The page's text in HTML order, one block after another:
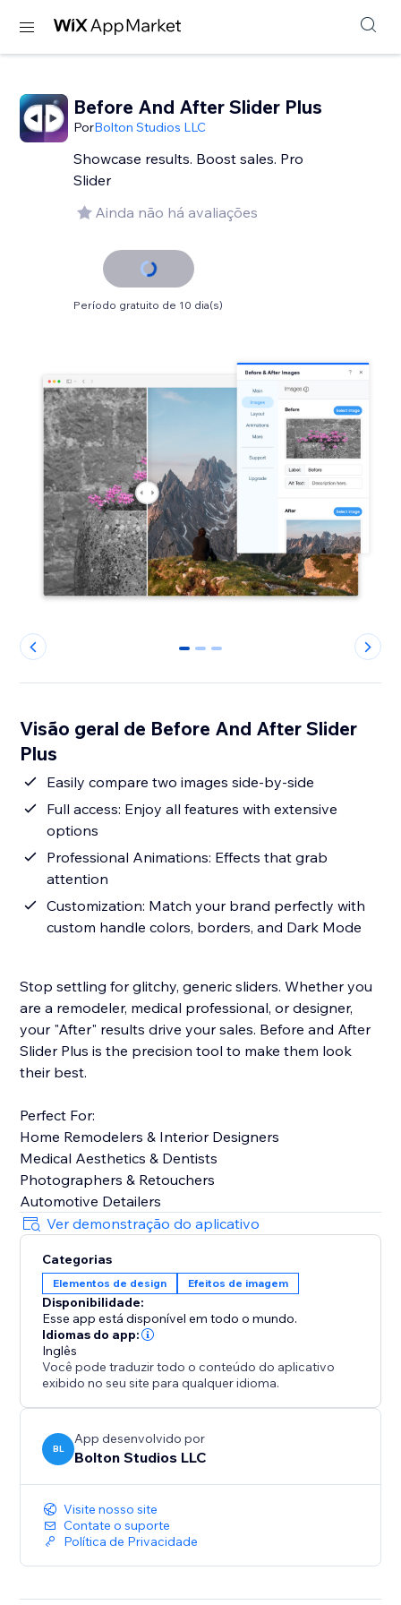
Before And After Slider Plus
PorBolton Studios LLC
Showcase results. Boost sales. Pro
Slider
Ainda não há avaliações
Período gratuito de 10 dia(s)
0 1 2
Visão geral de Before And After Slider
Plus
Easily compare two images side-by-side
Full access: Enjoy all features with extensive
options
Professional Animations: Effects that grab
attention
Customization: Match your brand perfectly with
custom handle colors, borders, and Dark Mode
Stop settling for glitchy, generic sliders. Whether you
are a remodeler, medical professional, or designer,
your "After" results drive your sales. Before and After
Slider Plus is the precision tool to make them look
their best.
Perfect For:
Home Remodelers & Interior Designers
Medical Aesthetics & Dentists
Photographers & Retouchers
Automotive Detailers
Ver demonstração do aplicativo
Categorias
Elementos de design Efeitos de imagem
Disponibilidade:
Esse app está disponível em todo o mundo.
Idiomas do app:
Inglês
Você pode traduzir todo o conteúdo do aplicativo
exibido no seu site para qualquer idioma.
BL
App desenvolvido por
Bolton Studios LLC
Visite nosso site
Contate o suporte
Política de Privacidade